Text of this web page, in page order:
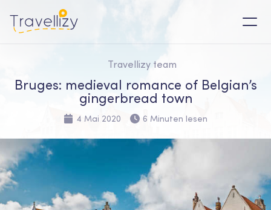
Travellizy team
Bruges: medieval romance of Belgian’s
gingerbread town
4 Mai 2020 6 Minuten lesen